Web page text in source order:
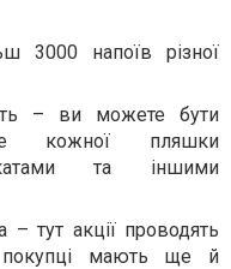
3000 напоїв різної
– ви можете бути
кожної пляшки
та іншими
тут акції проводять
покупці мають ще й